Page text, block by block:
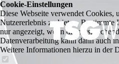
Cookie-Einstellungen
Diese Webseite verwendet Cookies,
Nutzererlebnis zu bieten.
nur angezeigt, wenn die
Datenverarbeitung kann dann auch
Weitere Informationen hierzu in der